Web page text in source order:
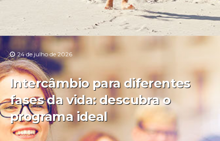
24 de julho de 2026
Intercâmbio para diferentes
fases da vida: descubra o
programa ideal